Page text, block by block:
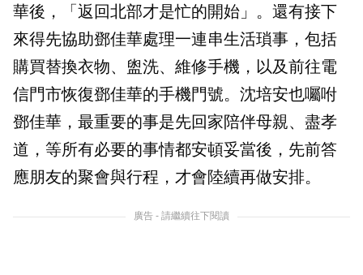
華後，「返回北部才是忙的開始」。還有接下
來得先協助鄧佳華處理一連串生活瑣事，包括
購買替換衣物、盥洗、維修手機，以及前往電
信門市恢復鄧佳華的手機門號。沈培安也囑咐
鄧佳華，最重要的事是先回家陪伴母親、盡孝
道，等所有必要的事情都安頓妥當後，先前答
應朋友的聚會與行程，才會陸續再做安排。
廣告 - 請繼續往下閱讀